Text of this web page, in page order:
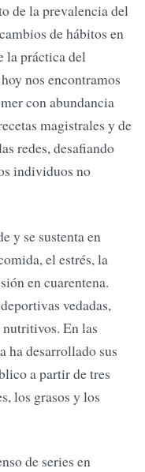
de la prevalencia del
de hábitos en
la práctica del
nos encontramos
con abundancia
magistrales y de
redes, desafiando
individuos no
y se sustenta en
el estrés, la
en cuarentena.
vedadas,
En las
ha desarrollado sus
a partir de tres
los grasos y los
de series en